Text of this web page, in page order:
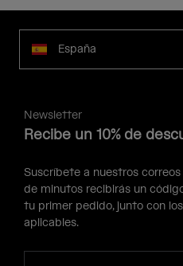
España
Newsletter
Recibe un 10% de
Suscríbete a nuestros
de minutos recibirás un
tu primer pedido, junto con
aplicables.